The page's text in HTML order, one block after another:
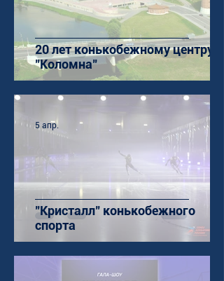
20 лет конькобежному центру
"Коломна"
"Кристалл" конькобежного
спорта
5 апр.